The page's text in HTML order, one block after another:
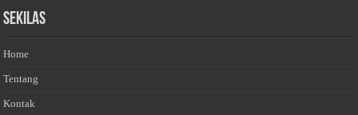
Sekilas
Home
Tentang
Kontak